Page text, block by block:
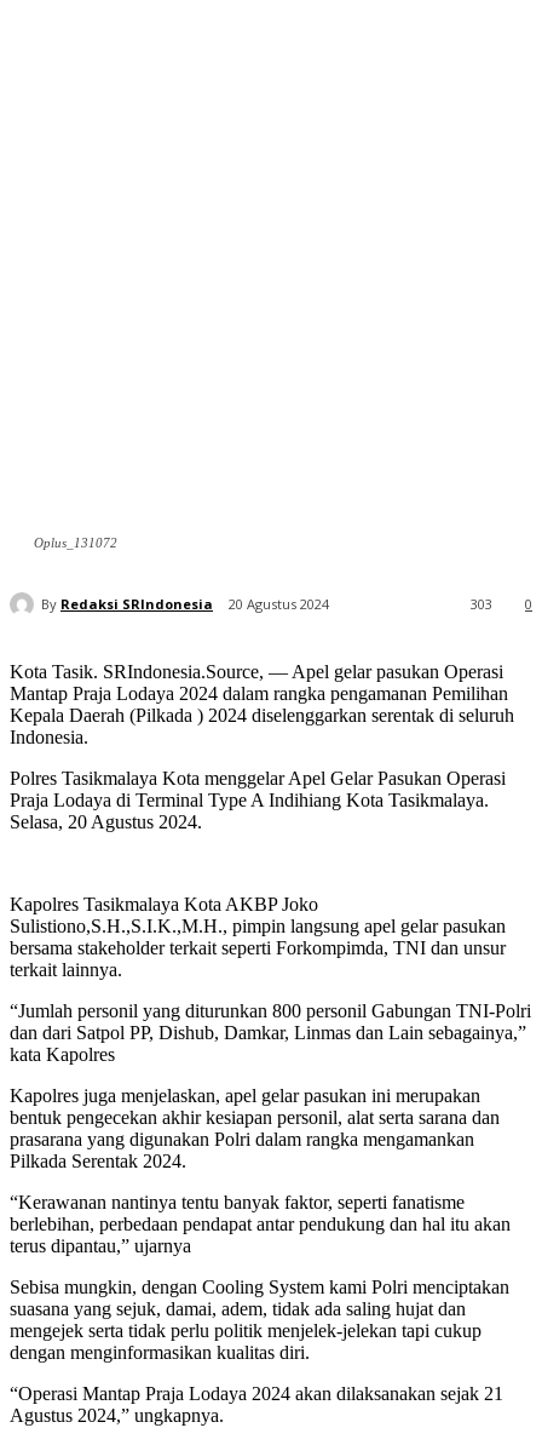
Oplus_131072
By Redaksi SRIndonesia 20 Agustus 2024 0
303
Kota Tasik. SRIndonesia.Source, — Apel gelar pasukan Operasi
Mantap Praja Lodaya 2024 dalam rangka pengamanan Pemilihan
Kepala Daerah (Pilkada ) 2024 diselenggarkan serentak di seluruh
Indonesia.
Polres Tasikmalaya Kota menggelar Apel Gelar Pasukan Operasi
Praja Lodaya di Terminal Type A Indihiang Kota Tasikmalaya.
Selasa, 20 Agustus 2024.
Kapolres Tasikmalaya Kota AKBP Joko
Sulistiono,S.H.,S.I.K.,M.H., pimpin langsung apel gelar pasukan
bersama stakeholder terkait seperti Forkompimda, TNI dan unsur
terkait lainnya.
“Jumlah personil yang diturunkan 800 personil Gabungan TNI-Polri
dan dari Satpol PP, Dishub, Damkar, Linmas dan Lain sebagainya,”
kata Kapolres
Kapolres juga menjelaskan, apel gelar pasukan ini merupakan
bentuk pengecekan akhir kesiapan personil, alat serta sarana dan
prasarana yang digunakan Polri dalam rangka mengamankan
Pilkada Serentak 2024.
“Kerawanan nantinya tentu banyak faktor, seperti fanatisme
berlebihan, perbedaan pendapat antar pendukung dan hal itu akan
terus dipantau,” ujarnya
Sebisa mungkin, dengan Cooling System kami Polri menciptakan
suasana yang sejuk, damai, adem, tidak ada saling hujat dan
mengejek serta tidak perlu politik menjelek-jelekan tapi cukup
dengan menginformasikan kualitas diri.
“Operasi Mantap Praja Lodaya 2024 akan dilaksanakan sejak 21
Agustus 2024,” ungkapnya.